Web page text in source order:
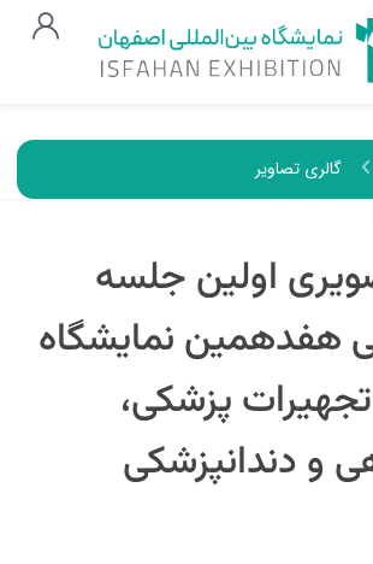
گالری تصاویر
اولین جلسه
هفدهمین نمایشگاه
پزشکی،
و دندانپزشکی